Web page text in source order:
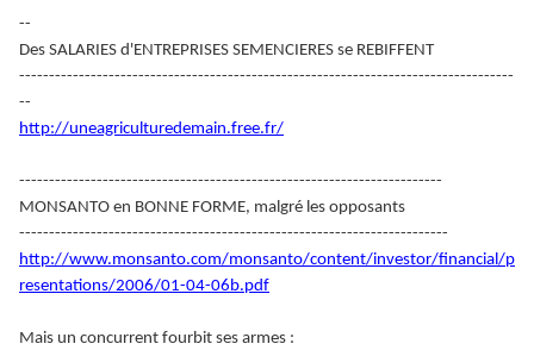
--
Des SALARIES d'ENTREPRISES SEMENCIERES se REBIFFENT
-----------------------------------------------------------------------------------
--
http://uneagriculturedemain.free.fr/
-----------------------------------------------------------------------
MONSANTO en BONNE FORME, malgré les opposants
------------------------------------------------------------------------
http://www.monsanto.com/monsanto/content/investor/financial/p
resentations/2006/01-04-06b.pdf
Mais un concurrent fourbit ses armes :